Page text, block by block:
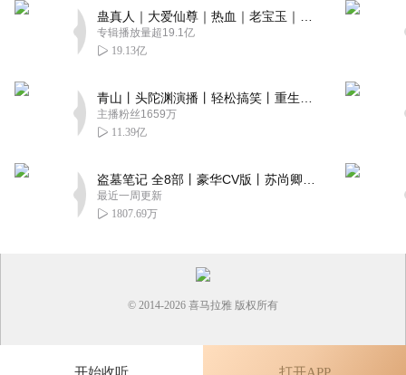
专辑播放量超19.1亿
19.13亿
主播粉丝1659万
11.39亿
最近一周更新
1807.69万
开始收听 打开APP
© 2014-2026 喜马拉雅 版权所有